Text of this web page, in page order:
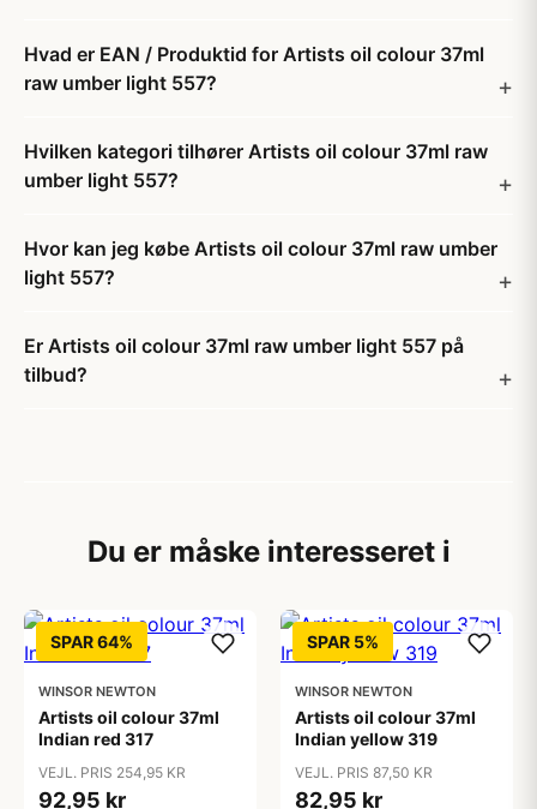
Hvad er EAN / Produktid for Artists oil colour 37ml
raw umber light 557?
Hvilken kategori tilhører Artists oil colour 37ml raw
umber light 557?
Hvor kan jeg købe Artists oil colour 37ml raw umber
light 557?
Er Artists oil colour 37ml raw umber light 557 på
tilbud?
Du er måske interesseret i
SPAR 64%
WINSOR NEWTON
Artists oil colour 37ml
Indian red 317
VEJL. PRIS 254,95 KR
92,95 kr
SPAR 5%
WINSOR NEWTON
Artists oil colour 37ml
Indian yellow 319
VEJL. PRIS 87,50 KR
82,95 kr